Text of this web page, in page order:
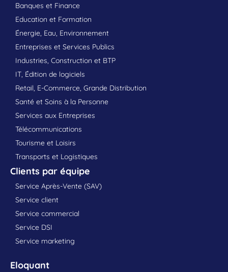
Banques et Finance
Education et Formation
Énergie, Eau, Environnement
Entreprises et Services Publics
Industries, Construction et BTP
IT, Édition de logiciels
Retail, E-Commerce, Grande Distribution
Santé et Soins à la Personne
Services aux Entreprises
Télécommunications
Tourisme et Loisirs
Transports et Logistiques
Clients par équipe
Service Après-Vente (SAV)
Service client
Service commercial
Service DSI
Service marketing
Eloquant